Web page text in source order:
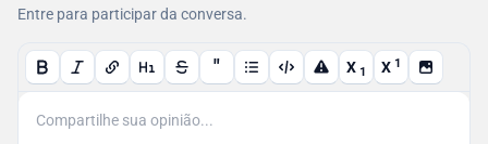
Entre para participar da conversa.
" X 1 X 1